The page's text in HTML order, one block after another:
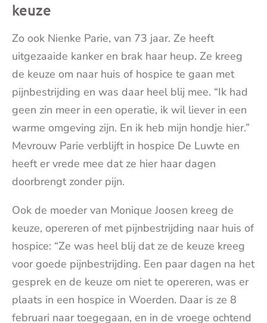
keuze
Zo ook Nienke Parie, van 73 jaar. Ze heeft
uitgezaaide kanker en brak haar heup. Ze kreeg
de keuze om naar huis of hospice te gaan met
pijnbestrijding en was daar heel blij mee. “Ik had
geen zin meer in een operatie, ik wil liever in een
warme omgeving zijn. En ik heb mijn hondje hier.”
Mevrouw Parie verblijft in hospice De Luwte en
heeft er vrede mee dat ze hier haar dagen
doorbrengt zonder pijn.
Ook de moeder van Monique Joosen kreeg de
keuze, opereren of met pijnbestrijding naar huis of
hospice: “Ze was heel blij dat ze de keuze kreeg
voor goede pijnbestrijding. Een paar dagen na het
gesprek en de keuze om niet te opereren, was er
plaats in een hospice in Woerden. Daar is ze 8
februari naar toegegaan, en in de vroege ochtend